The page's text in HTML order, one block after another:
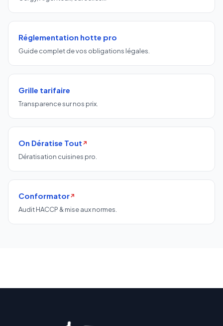
Réglementation hotte pro
Guide complet de vos obligations légales.
Grille tarifaire
Transparence sur nos prix.
On Dératise Tout ↗
Dératisation cuisines pro.
Conformator↗
Audit HACCP & mise aux normes.